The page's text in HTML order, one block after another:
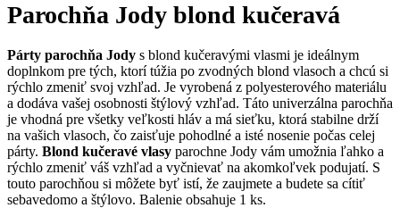
Parochňa Jody blond kučeravá
Párty parochňa Jody s blond kučeravými vlasmi je ideálnym
doplnkom pre tých, ktorí túžia po zvodných blond vlasoch a chcú si
rýchlo zmeniť svoj vzhľad. Je vyrobená z polyesterového materiálu
a dodáva vašej osobnosti štýlový vzhľad. Táto univerzálna parochňa
je vhodná pre všetky veľkosti hláv a má sieťku, ktorá stabilne drží
na vašich vlasoch, čo zaisťuje pohodlné a isté nosenie počas celej
párty. Blond kučeravé vlasy parochne Jody vám umožnia ľahko a
rýchlo zmeniť váš vzhľad a vyčnievať na akomkoľvek podujatí. S
touto parochňou si môžete byť istí, že zaujmete a budete sa cítiť
sebavedomo a štýlovo. Balenie obsahuje 1 ks.